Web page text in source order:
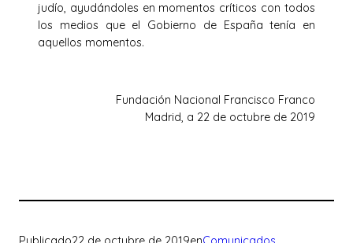
judío, ayudándoles en momentos críticos con todos
los medios que el Gobierno de España tenía en
aquellos momentos.
Fundación Nacional Francisco Franco
Madrid, a 22 de octubre de 2019